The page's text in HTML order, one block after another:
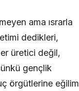
ama ısrarla
dedikleri,
üretici değil,
gençlik
örgütlerine eğilim